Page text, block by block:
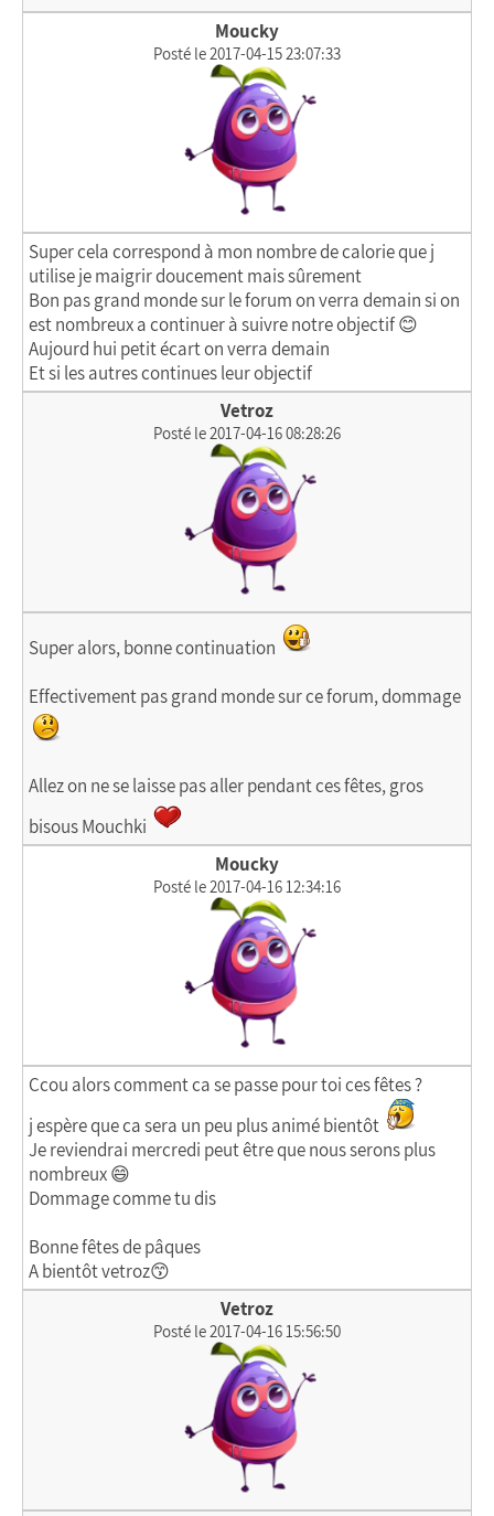
Moucky
Posté le 2017-04-15 23:07:33
Super cela correspond à mon nombre de calorie que j
utilise je maigrir doucement mais sûrement
Bon pas grand monde sur le forum on verra demain si on
est nombreux a continuer à suivre notre objectif 😊
Aujourd hui petit écart on verra demain
Et si les autres continues leur objectif
Vetroz
Posté le 2017-04-16 08:28:26
Super alors, bonne continuation
Effectivement pas grand monde sur ce forum, dommage
Allez on ne se laisse pas aller pendant ces fêtes, gros
bisous Mouchki
Moucky
Posté le 2017-04-16 12:34:16
Ccou alors comment ca se passe pour toi ces fêtes ?
j espère que ca sera un peu plus animé bientôt
Je reviendrai mercredi peut être que nous serons plus
nombreux 😄
Dommage comme tu dis
Bonne fêtes de pâques
A bientôt vetroz😙
Vetroz
Posté le 2017-04-16 15:56:50